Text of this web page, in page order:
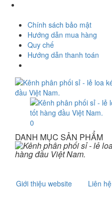
Chính sách bảo mật
Hướng dẫn mua hàng
Quy chế
Hướng dẫn thanh toán
0
DANH MỤC SẢN PHẨM
Giới thiệu website Liên hệ